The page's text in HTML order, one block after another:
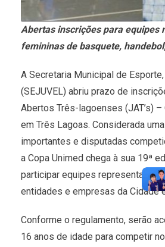
Abertas inscrições para equipes
femininas de basquete,
A Secretaria Municipal de
(SEJUVEL) abriu prazo de
Abertos Três-lagoenses (JAT’s) –
em Três Lagoas. Considerada
importantes e disputadas
a Copa Unimed chega à sua 19ª
participar equipes representantes
entidades e empresas da Cidade
Conforme o regulamento, serão
16 anos de idade para competir